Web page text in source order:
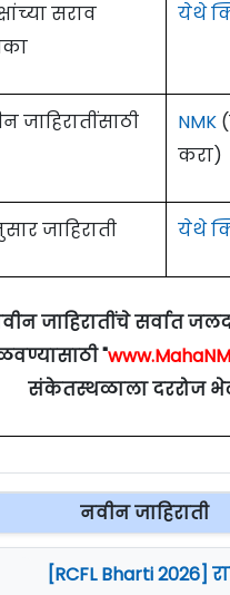
सराव
येथे
जाहिरातींसाठी NMK
करा)
जाहिराती येथे
जाहिरातींचे सर्वात
"
संकेतस्थळाला दररोज भेट
नवीन जाहिराती
[RCFL Bharti 2026]